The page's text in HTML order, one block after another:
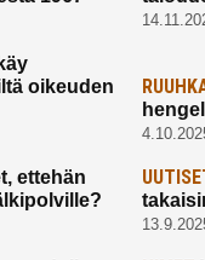
oikeuden
ettehän